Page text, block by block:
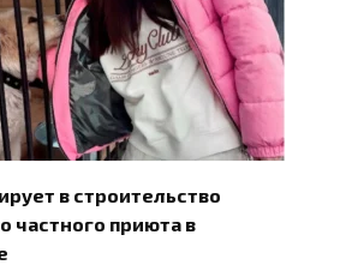
в строительство
частного приюта в